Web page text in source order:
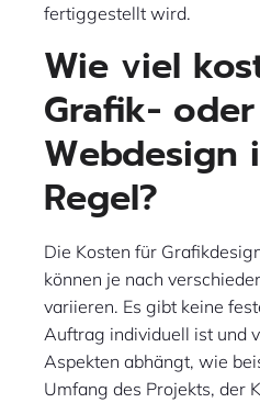
fertiggestellt wird.
Wie viel
Grafik- oder
Webdesign
Regel?
Die Kosten für
können je nach
variieren. Es gibt keine
Auftrag individuell ist und
Aspekten abhängt, wie
Umfang des Projekts, der